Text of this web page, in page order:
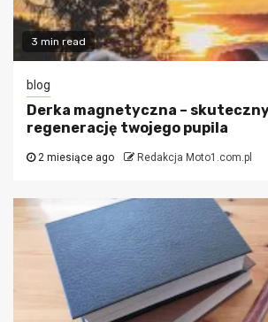
3 min read
blog
Derka magnetyczna –
regenerację twojego pupila
2 miesiące ago Redakcja Moto1.com.pl